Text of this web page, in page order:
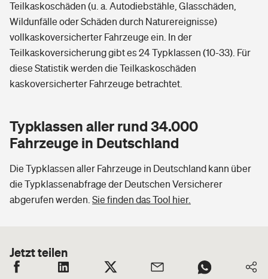
Teilkaskoschäden (u. a. Autodiebstähle, Glasschäden,
Wildunfälle oder Schäden durch Naturereignisse)
vollkaskoversicherter Fahrzeuge ein. In der
Teilkaskoversicherung gibt es 24 Typklassen (10-33). Für
diese Statistik werden die Teilkaskoschäden
kaskoversicherter Fahrzeuge betrachtet.
Typklassen aller rund 34.000
Fahrzeuge in Deutschland
Die Typklassen aller Fahrzeuge in Deutschland kann über
die Typklassenabfrage der Deutschen Versicherer
abgerufen werden. Sie finden das Tool hier.
Jetzt teilen